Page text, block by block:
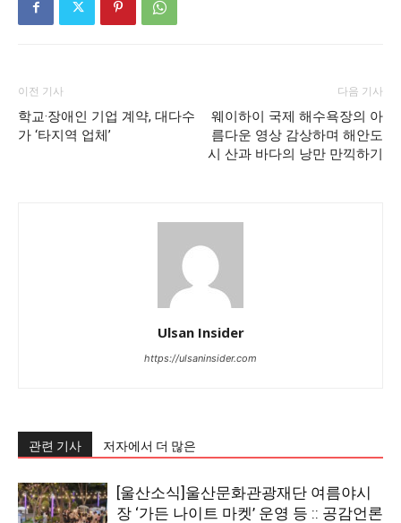
이전 기사
학교·장애인 기업 계약, 대다수
가 ‘타지역 업체’
다음 기사
웨이하이 국제 해수욕장의 아
름다운 영상 감상하며 해안도
시 산과 바다의 낭만 만끽하기
Ulsan Insider
https://ulsaninsider.com
관련 기사 저자에서 더 많은
[울산소식]울산문화관광재단 여름야시
장 ‘가든 나이트 마켓’ 운영 등 :: 공감언론